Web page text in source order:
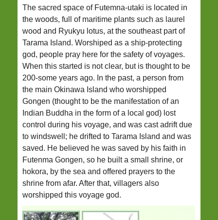
The sacred space of Futemna-utaki is located in
the woods, full of maritime plants such as laurel
wood and Ryukyu lotus, at the southeast part of
Tarama Island. Worshiped as a ship-protecting
god, people pray here for the safety of voyages.
When this started is not clear, but is thought to be
200-some years ago. In the past, a person from
the main Okinawa Island who worshipped
Gongen (thought to be the manifestation of an
Indian Buddha in the form of a local god) lost
control during his voyage, and was cast adrift due
to windswell; he drifted to Tarama Island and was
saved. He believed he was saved by his faith in
Futenma Gongen, so he built a small shrine, or
hokora, by the sea and offered prayers to the
shrine from afar. After that, villagers also
worshipped this voyage god.